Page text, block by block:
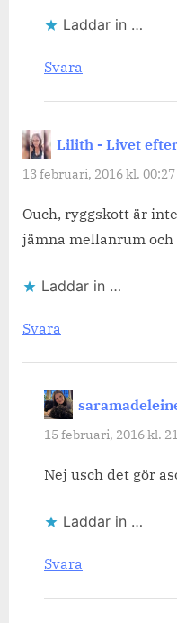
Laddar in …
Svara
Lilith - Livet
13 februari, 2016 kl. 00:27
Ouch, ryggskott är
jämna mellanrum
Laddar in …
Svara
15 februari, 2016 kl.
Nej usch det gör
Laddar in …
Svara